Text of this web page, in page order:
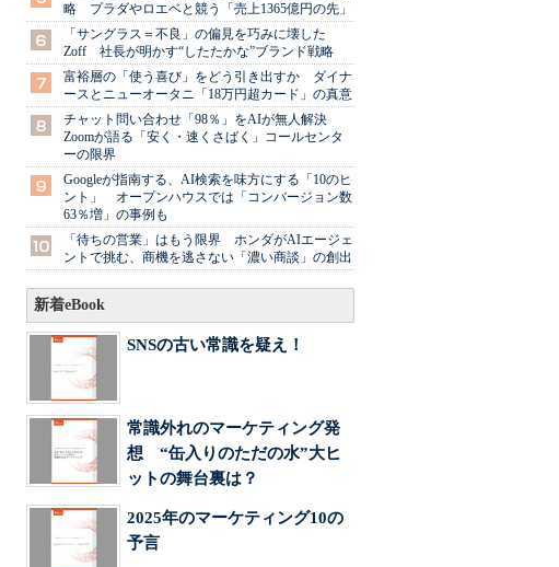
略 プラダやロエベと競う「売上1365億円の先」
「サングラス＝不良」の偏見を巧みに壊した
Zoff 社長が明かす“したたかな”ブランド戦略
富裕層の「使う喜び」をどう引き出すか ダイナ
ースとニューオータニ「18万円超カード」の真意
チャット問い合わせ「98％」をAIが無人解決
Zoomが語る「安く・速くさばく」コールセンタ
ーの限界
Googleが指南する、AI検索を味方にする「10のヒ
ント」 オープンハウスでは「コンバージョン数
63％増」の事例も
「待ちの営業」はもう限界 ホンダがAIエージェ
ントで挑む、商機を逃さない「濃い商談」の創出
新着eBook
SNSの古い常識を疑え！
常識外れのマーケティング発
想 “缶入りのただの水”大ヒ
ットの舞台裏は？
2025年のマーケティング10の
予言